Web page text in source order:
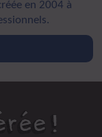
en 2004 à